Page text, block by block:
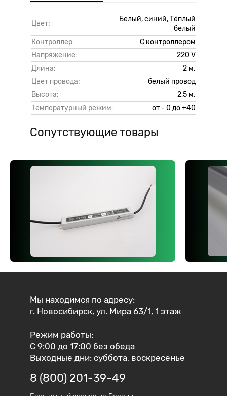
Цвет:
Белый, синий, Тёплый
белый
Контроллер:
С контроллером
Напряжение:
220 V
Длина:
2 м.
Цвет провода:
белый провод
Высота:
2,5 м.
Температурный режим:
от - 0 до +40
Сопутствующие товары
Мы находимся по адресу:
г. Новосибирск, ул. Мира 63/1, 1 этаж
Режим работы:
С 9:00 до 17:00 без обеда
Выходные дни: суббота, воскресенье
8 (800) 201-39-49